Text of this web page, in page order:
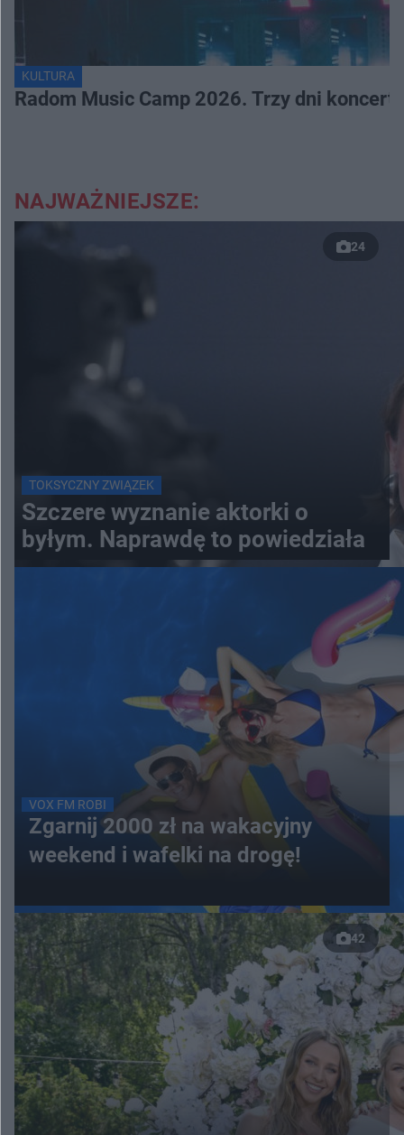
KULTURA
Radom Music Camp 2026. Trzy dni
NAJWAŻNIEJSZE:
24
TOKSYCZNY ZWIĄZEK
Szczere wyznanie aktorki o
byłym. Naprawdę to powiedziała
VOX FM ROBI
Zgarnij 2000 zł na wakacyjny
weekend i wafelki na drogę!
42